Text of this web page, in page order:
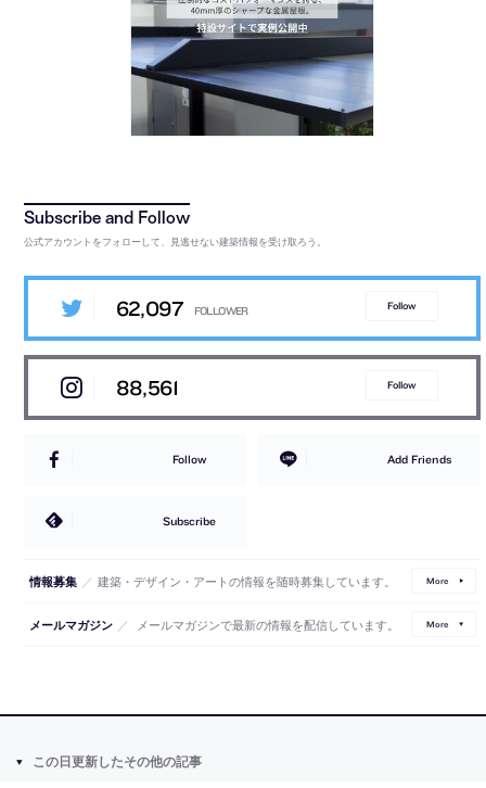
公式アカウントをフォローして、見逃せない建築情報を受け取ろう。
62,097 Follow
88,561 Follow
Follow Add Friends
Subscribe
情報募集 ／ 建築・デザイン・アートの情報を随時募集しています。 More
メールマガジン ／ メールマガジンで最新の情報を配信しています。 More
この日更新したその他の記事